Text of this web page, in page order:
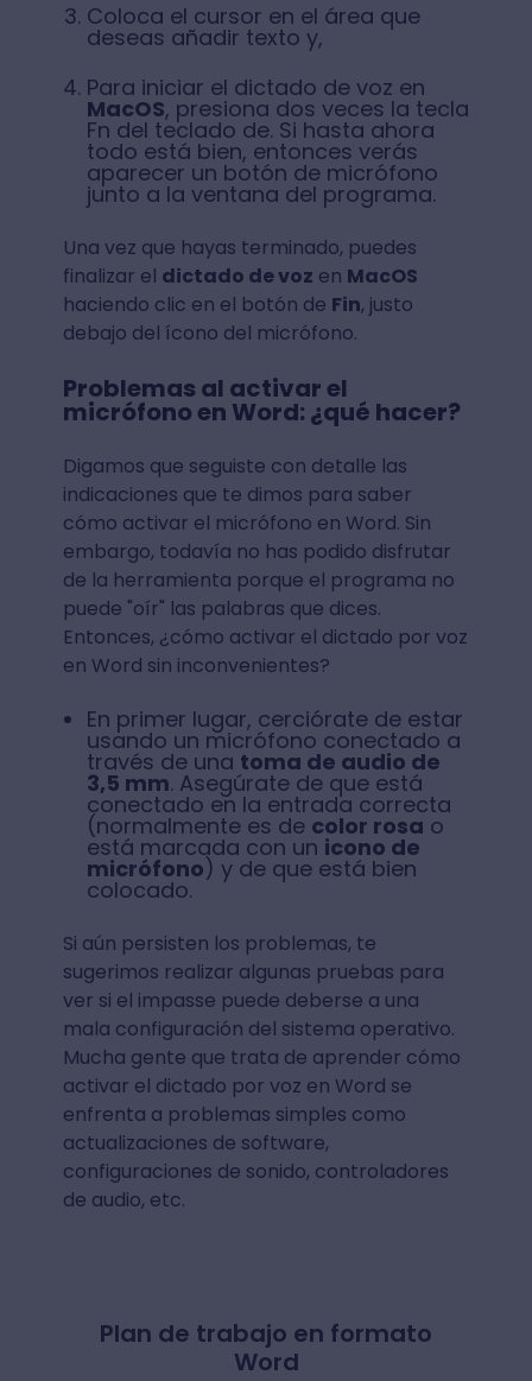
Coloca el cursor en el área que
deseas añadir texto y,
Para iniciar el dictado de voz en
MacOS, presiona dos veces la tecla
Fn del teclado de. Si hasta ahora
todo está bien, entonces verás
aparecer un botón de micrófono
junto a la ventana del programa.
Una vez que hayas terminado, puedes
finalizar el dictado de voz en MacOS
haciendo clic en el botón de Fin, justo
debajo del ícono del micrófono.
Problemas al activar el
micrófono en Word: ¿qué hacer?
Digamos que seguiste con detalle las
indicaciones que te dimos para saber
cómo activar el micrófono en Word. Sin
embargo, todavía no has podido disfrutar
de la herramienta porque el programa no
puede "oír" las palabras que dices.
Entonces, ¿cómo activar el dictado por voz
en Word sin inconvenientes?
En primer lugar, cerciórate de estar
usando un micrófono conectado a
través de una toma de audio de
3,5 mm. Asegúrate de que está
conectado en la entrada correcta
(normalmente es de color rosa o
está marcada con un icono de
micrófono) y de que está bien
colocado.
Si aún persisten los problemas, te
sugerimos realizar algunas pruebas para
ver si el impasse puede deberse a una
mala configuración del sistema operativo.
Mucha gente que trata de aprender cómo
activar el dictado por voz en Word se
enfrenta a problemas simples como
actualizaciones de software,
configuraciones de sonido, controladores
de audio, etc.
Plan de trabajo en formato
Word